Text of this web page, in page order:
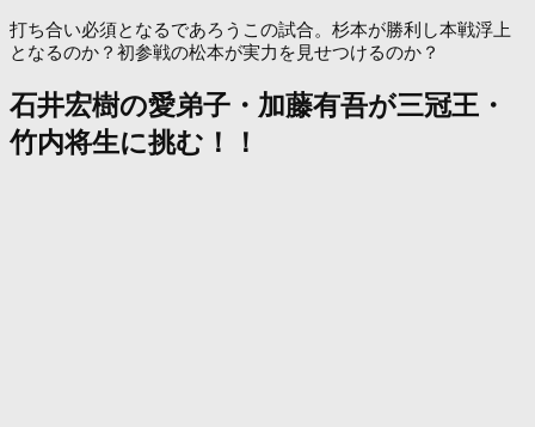
打ち合い必須となるであろうこの試合。杉本が勝利し本戦浮上
となるのか？初参戦の松本が実力を見せつけるのか？
石井宏樹の愛弟子・加藤有吾が三冠王・
竹内将生に挑む！！